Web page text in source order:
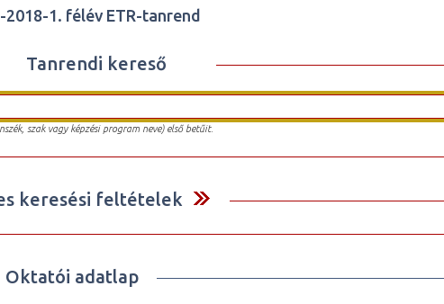
2018-1. félév ETR-tanrend
Tanrendi kereső
szak vagy képzési program neve) első betűit.
keresési feltételek
Oktatói adatlap